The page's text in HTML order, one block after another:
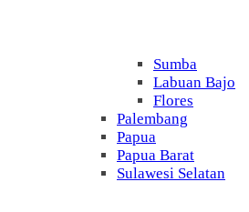
Sumba
Labuan Bajo
Flores
Palembang
Papua
Papua Barat
Sulawesi Selatan